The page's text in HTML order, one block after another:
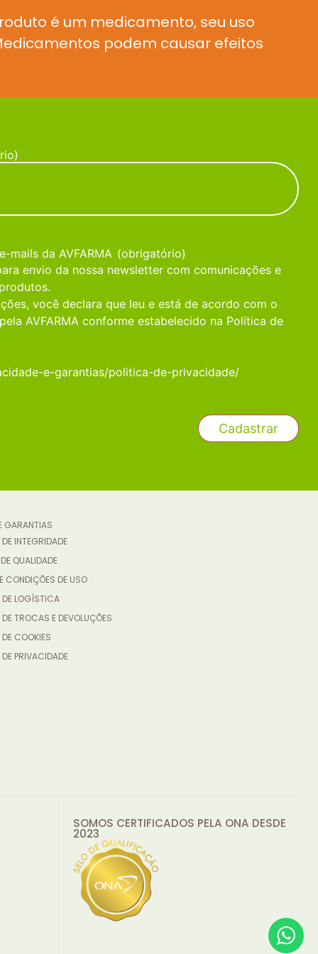
é um medicamento, seu uso
podem causar efeitos
mails da AVFARMA (obrigatório)
envio da nossa newsletter com comunicações e
você declara que leu e está de acordo com o
AVFARMA conforme estabelecido na Política de
e-garantias/politica-de-privacidade/
GARANTIAS
INTEGRIDADE
QUALIDADE
CONDIÇÕES DE USO
LOGÍSTICA
TROCAS E DEVOLUÇÕES
COOKIES
PRIVACIDADE
SOMOS CERTIFICADOS PELA ONA DESDE
2023